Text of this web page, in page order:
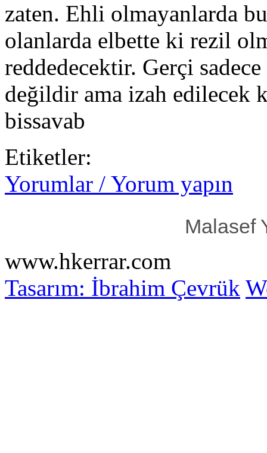
zaten. Ehli olmayanlarda
olanlarda elbette ki rezil
reddedecektir. Gerçi
değildir ama izah edilecek
bissavab
Etiketler:
Yorumlar / Yorum yapın
Malasef
www.hkerrar.com
Tasarım: İbrahim Çevrük